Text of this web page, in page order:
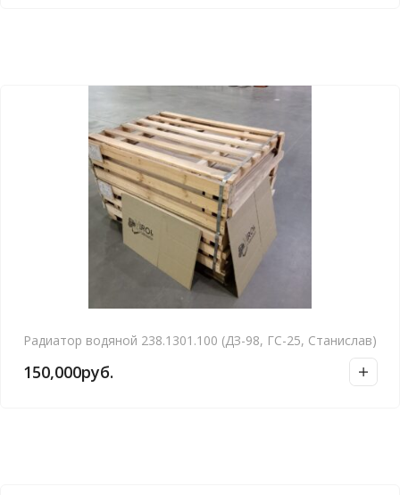
Радиатор водяной 238.1301.100 (ДЗ-98, ГС-25, Станислав)
150,000руб.